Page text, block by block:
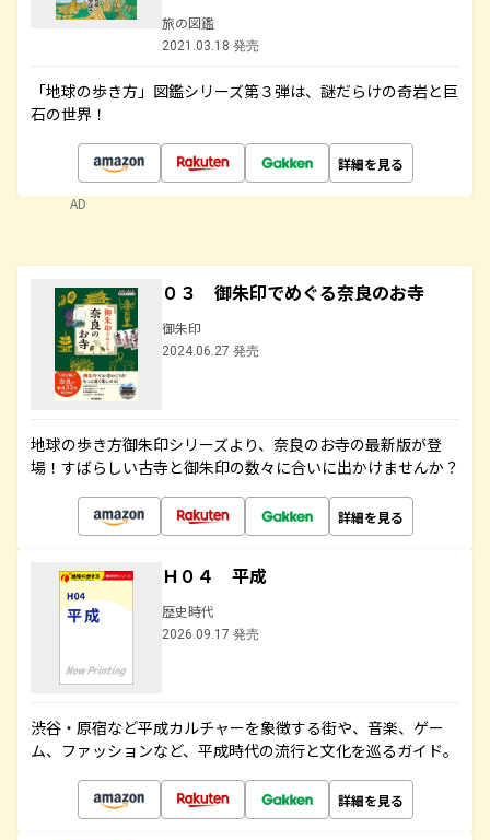
旅の図鑑
2021.03.18 発売
「地球の歩き方」図鑑シリーズ第３弾は、謎だらけの奇岩と巨
石の世界！
詳細を見る
AD
０３ 御朱印でめぐる奈良のお寺
御朱印
2024.06.27 発売
地球の歩き方御朱印シリーズより、奈良のお寺の最新版が登
場！すばらしい古寺と御朱印の数々に合いに出かけませんか？
詳細を見る
Ｈ０４ 平成
歴史時代
2026.09.17 発売
渋谷・原宿など平成カルチャーを象徴する街や、音楽、ゲー
ム、ファッションなど、平成時代の流行と文化を巡るガイド。
詳細を見る